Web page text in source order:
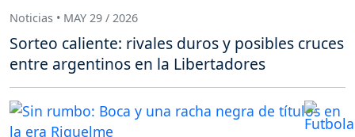
Noticias • MAY 29 / 2026
Sorteo caliente: rivales duros y posibles cruces
entre argentinos en la Libertadores